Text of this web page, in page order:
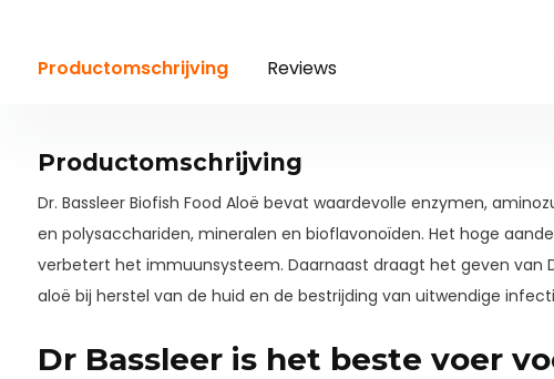
Productomschrijving Reviews
Productomschrijving
Dr. Bassleer Biofish Food Aloë bevat waardevolle enzymen,
en polysacchariden, mineralen en bioflavonoïden. Het hoge
verbetert het immuunsysteem. Daarnaast draagt het geven van
aloë bij herstel van de huid en de bestrijding van uitwendige
Dr Bassleer is het beste voer